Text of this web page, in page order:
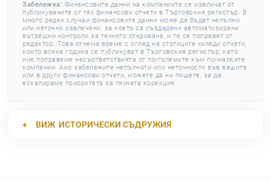
Забележка: Финансовите данни на компаниите се извличат от
публикуваните от тях финансови отчети в Търговския регистър. В
много редки случаи финансовите данни може да бъдат непълни
или неточно извлечени, за което са създадени автоматизирани
вътрешни контроли за тяхното откриване, и те се поправят от
редактор. Това отнема време с оглед на стотиците хиляди отчети,
които всяка година се публикуват в Търговския регистър, като
ние поправяме несъответствията от по-големите към по-малките
компании. Ако забележите непълноти или неточности във вашите
или в други финансови отчети, можете да ни пишете, за да
ескалираме приоритета за тяхната корекция.
ВИЖ ИСТОРИЧЕСКИ СЪДРУЖИЯ